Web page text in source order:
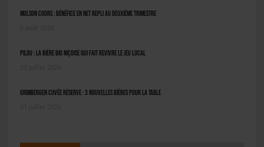
Molson Coors : bénéfice en net repli au deuxième trimestre
Pilou : la bière bio niçoise qui fait revivre le jeu local
Grimbergen Cuvée Réserve : 3 nouvelles bières pour la table